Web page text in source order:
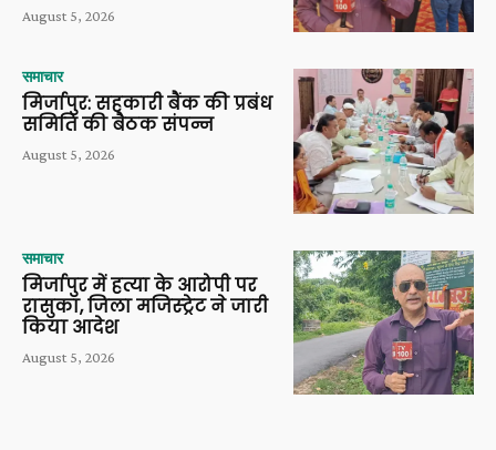
August 5, 2026
समाचार
मिर्जापुर: सहकारी बैंक की प्रबंध
समिति की बैठक संपन्न
August 5, 2026
समाचार
मिर्जापुर में हत्या के आरोपी पर
रासुका, जिला मजिस्ट्रेट ने जारी
किया आदेश
August 5, 2026